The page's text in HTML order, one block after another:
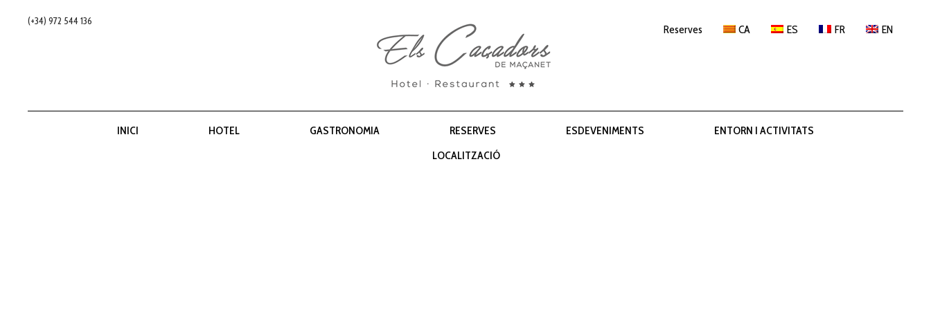
(+34) 972 544 136
Reserves CA ES FR EN
INICI HOTEL GASTRONOMIA RESERVES ESDEVENIMENTS
ENTORN I ACTIVITATS
LOCALITZACIÓ